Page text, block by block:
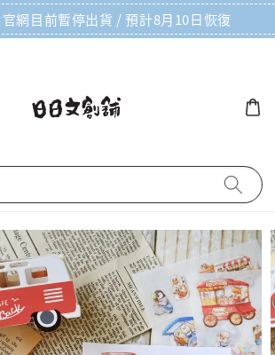
網目前暫停出貨 / 預計8月10日恢復